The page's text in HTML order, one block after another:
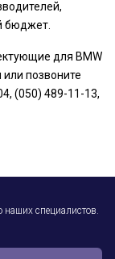
бюджет.
для BMW
позвоните
(050) 489-11-13,
специалистов.